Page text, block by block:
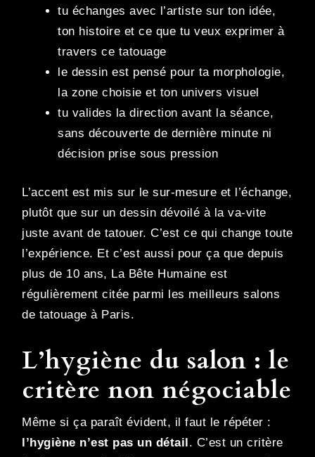
tu échanges avec l’artiste sur ton idée,
ton histoire et ce que tu veux exprimer à
travers ce tatouage
le dessin est pensé pour ta morphologie,
la zone choisie et ton univers visuel
tu valides la direction avant la séance,
sans découverte de dernière minute ni
décision prise sous pression
L’accent est mis sur le sur-mesure et l’échange,
plutôt que sur un dessin dévoilé à la va-vite
juste avant de tatouer. C’est ce qui change toute
l’expérience. Et c’est aussi pour ça que depuis
plus de 10 ans, La Bête Humaine est
régulièrement citée parmi les meilleurs salons
de tatouage à Paris.
L’hygiène du salon : le
critère non négociable
Même si ça paraît évident, il faut le répéter :
l’hygiène n’est pas un détail. C’est un critère